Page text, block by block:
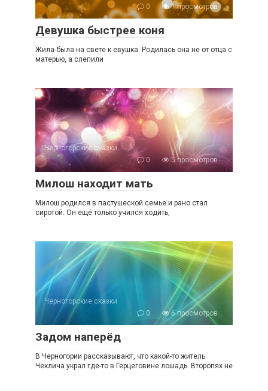
0
1 просмотров
Девушка быстрее коня
Жила-была на свете к евушка. Родилась она не от отца с
матерью, а слепили
Черногорские сказки
0
5 просмотров
Милош находит мать
Милош родился в пастушеской семье и рано стал
сиротой. Он ещё только учился ходить,
Черногорские сказки
0
6 просмотров
Задом наперёд
В Черногории рассказывают, что какой-то житель
Чеклича украл где-то в Герцеговине лошадь. Второпях не